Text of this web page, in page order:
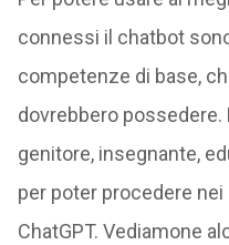
connessi il chatbot
competenze di base,
dovrebbero possedere.
genitore, insegnante,
per poter procedere nei
ChatGPT. Vediamone